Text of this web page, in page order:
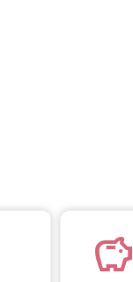
savings